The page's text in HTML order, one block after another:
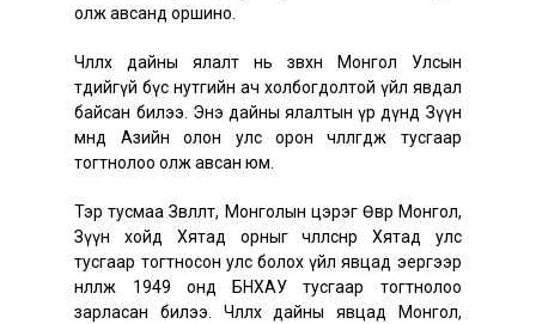
олж авсанд оршино.
Чөлөөлөх дайны ялалт нь зөвхөн Монгол Улсын
төдийгүй бүс нутгийн ач холбогдолтой үйл явдал
байсан билээ. Энэ дайны ялалтын үр дүнд Зүүн
өмнөд Азийн олон улс орон чөлөөлөгдөж тусгаар
тогтнолоо олж авсан юм.
Тэр тусмаа Зөвлөлт, Монголын цэрэг Өвөр Монгол,
Зүүн хойд Хятад орныг чөлөөлснөөр Хятад улс
тусгаар тогтносон улс болох үйл явцад эергээр
нөлөөлж 1949 онд БНХАУ тусгаар тогтнолоо
зарласан билээ. Чөлөөлөх дайны явцад Монгол,